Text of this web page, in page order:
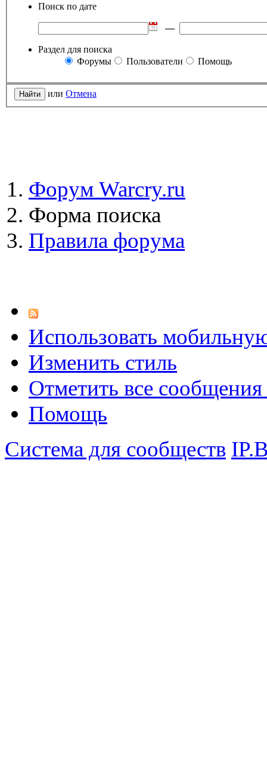
Поиск по дате
—
Раздел для поиска
Форумы
Пользователи Помощь
или Отмена
Форум Warcry.ru
Форма поиска
Правила форума
Использовать
Изменить стиль
Отметить все
Помощь
Система для сообществ